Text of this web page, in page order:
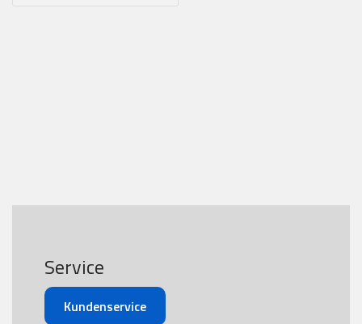
Service
Kundenservice